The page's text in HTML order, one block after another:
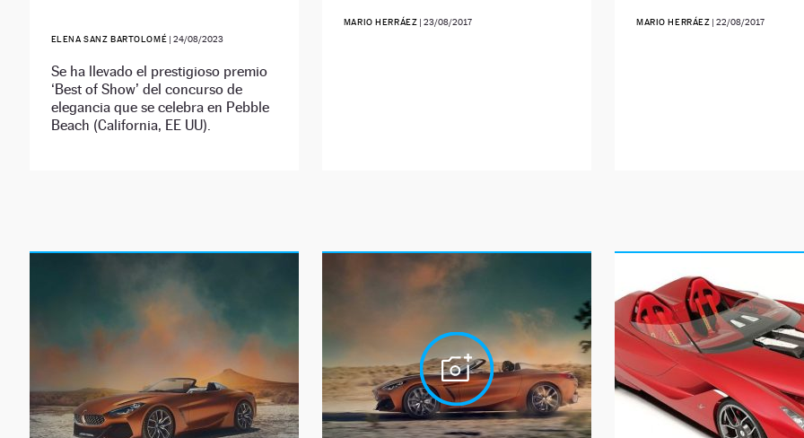
ELENA SANZ BARTOLOMÉ |24/08/2023
Se ha llevado el prestigioso premio
‘Best of Show’ del concurso de
elegancia que se celebra en Pebble
Beach (California, EE UU).
MARIO HERRÁEZ |23/08/2017 MARIO HERRÁEZ |22/08/2017